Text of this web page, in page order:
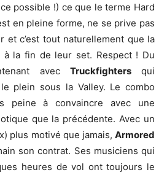
possible !) ce que le terme Hard
en pleine forme, ne se prive pas
et c’est tout naturellement que la
la fin de leur set. Respect ! Du
avec Truckfightersqui
plein sous la Valley. Le combo
peine à convaincre avec une
que la précédente. Avec un
plus motivé que jamais, Armored
son contrat. Ses musiciens qui
heures de vol ont toujours le